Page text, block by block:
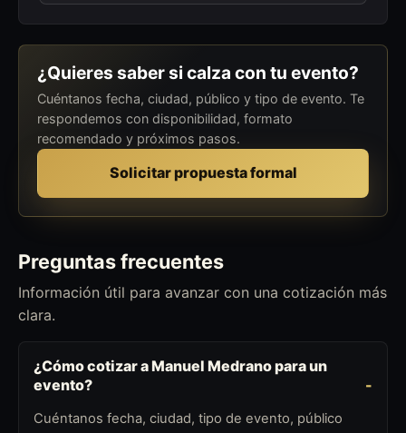
¿Quieres saber si calza con tu evento?
Cuéntanos fecha, ciudad, público y tipo de evento. Te
respondemos con disponibilidad, formato
recomendado y próximos pasos.
Solicitar propuesta formal
Preguntas frecuentes
Información útil para avanzar con una cotización más
clara.
¿Cómo cotizar a Manuel Medrano para un
evento?
Cuéntanos fecha, ciudad, tipo de evento, público